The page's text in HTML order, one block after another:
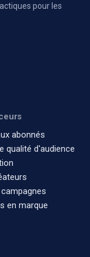
pour les
abonnés
qualité d'audience
en marque